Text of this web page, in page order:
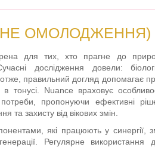
ОМОЛОДЖЕННЯ)
для тих, хто прагне до
дослідження довели:
правильний догляд допомагає
тонусі. Nuance враховує
потреби, пропонуючи ефективні
та захисту від вікових змін.
які працюють у синергії,
Регулярне використання